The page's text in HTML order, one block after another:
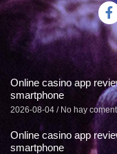
Online casino app
smartphone
2026-08-04 No hay
Online casino app
smartphone